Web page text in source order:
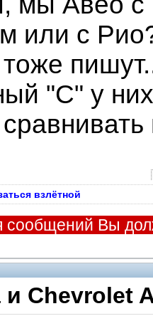
или с
"С" у
взлётной
сообщений Вы
и Chevrolet